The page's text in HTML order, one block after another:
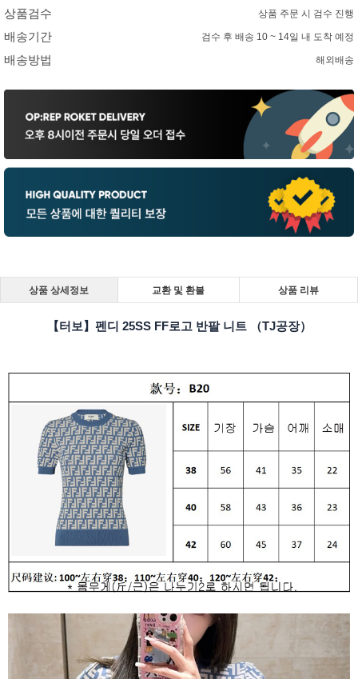
상품검수 상품 주문 시 검수 진행
배송기간 검수 후 배송 10 ~ 14일 내 도착 예정
배송방법 해외배송
상품 상세정보 교환 및 환불 상품 리뷰
【터보】펜디 25SS FF로고 반팔 니트 （TJ공장）